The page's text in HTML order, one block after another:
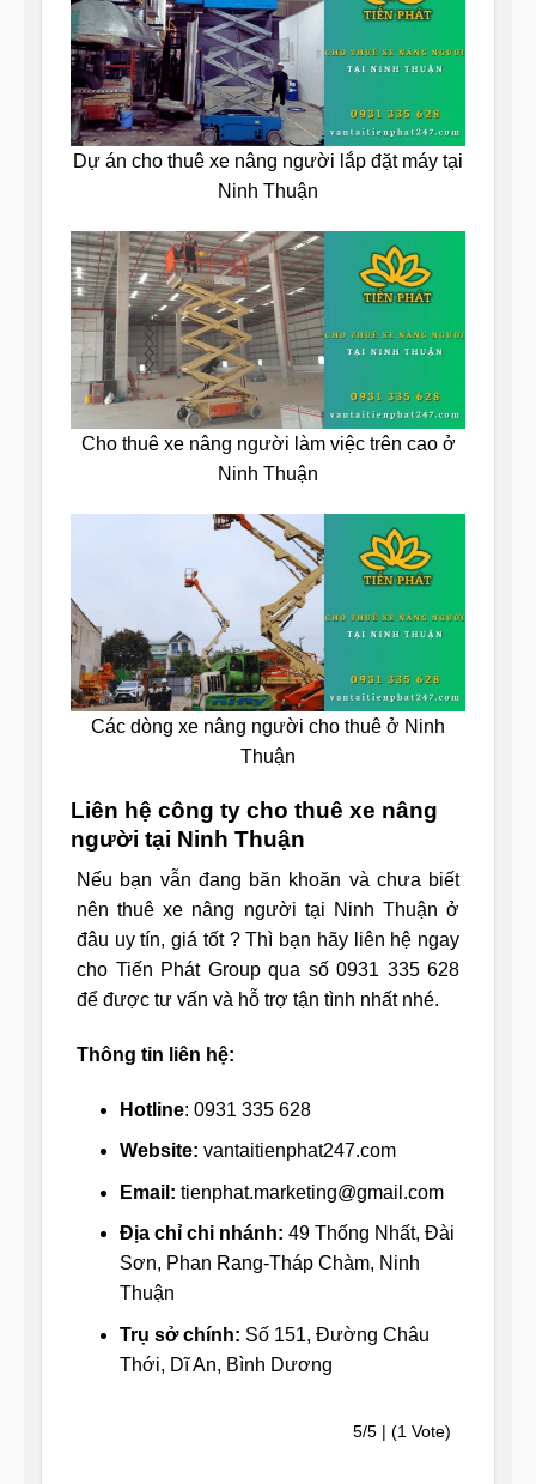
Dự án cho thuê xe nâng người lắp đặt máy tại
Ninh Thuận
Cho thuê xe nâng người làm việc trên cao ở
Ninh Thuận
Các dòng xe nâng người cho thuê ở Ninh
Thuận
Liên hệ công ty cho thuê xe nâng
người tại Ninh Thuận
Nếu bạn vẫn đang băn khoăn và chưa biết
nên thuê xe nâng người tại Ninh Thuận ở
đâu uy tín, giá tốt ? Thì bạn hãy liên hệ ngay
cho Tiến Phát Group qua số 0931 335 628
để được tư vấn và hỗ trợ tận tình nhất nhé.
Thông tin liên hệ:
Hotline: 0931 335 628
Website: vantaitienphat247.com
Email: tienphat.marketing@gmail.com
Địa chỉ chi nhánh: 49 Thống Nhất, Đài
Sơn, Phan Rang-Tháp Chàm, Ninh
Thuận
Trụ sở chính: Số 151, Đường Châu
Thới, Dĩ An, Bình Dương
5/5 | (1 Vote)